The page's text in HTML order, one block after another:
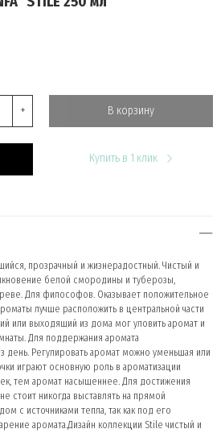
+ В корзину
Купить в 1 клик
прозрачный и жизнерадостный. Чистый и
белой смородины и туберозы,
Для философов. Оказывает положительное
лучше расположить в центральной части
или выходящий из дома мог уловить аромат и
Для поддержания аромата
день. Регулировать аромат можно уменьшая или
играют основную роль в ароматизации
тем аромат насыщеннее. Для достижения
стоит никогда выставлять на прямой
с источниками тепла, так как под его
аромата.Дизайн коллекции Stile чистый и